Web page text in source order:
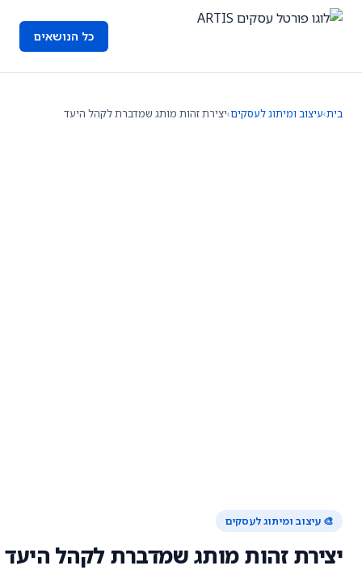
כל הנושאים
בית›עיצוב ומיתוג לעסקים›יצירת זהות מותג שמדברת לקהל היעד
🎨 עיצוב ומיתוג לעסקים
יצירת זהות מותג שמדברת לקהל היעד